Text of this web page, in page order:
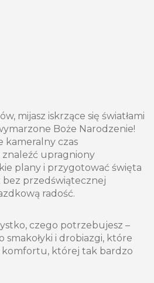
mijasz iskrzące się światłami
Boże Narodzenie!
kameralny czas
znaleźć upragniony
plany i przygotować święta
bez przedświątecznej
radość.
czego potrzebujesz –
i drobiazgi, które
komfortu, której tak bardzo